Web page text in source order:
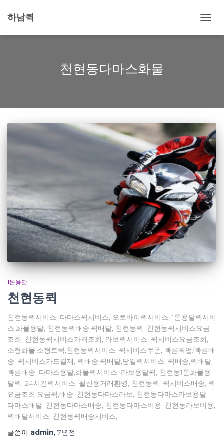
하남퀵
비
천현동다마스화물
1톤용달
천현동퀵
천현동퀵서비스, 다마스퀵서비스, 오토바이퀵서비스, 1톤용달퀵서비
스,화물용달, 천현동퀵배송,퀵배달, 천현동퀵, 천현동퀵서비스요금
조회, 천현동퀵서비스가격조회, 라보퀵서비스, 퀵서비스요금조회,
소형화물,소형트럭,천현동퀵서비스, 퀵서비스쿠폰, 빠른픽업/빠른배
송, 퀵서비스카드결제, 퀵배송,퀵배달,당일퀵서비스, 퀵배송,퀵배달,
빠른배송, 다마스용달,화물퀵서비스, 라보용달퀵, 천현동1톤화물용
달퀵, 24시간퀵서비스, 월신용거래환영, 천현동퀵, 퀵서비스배송, 퀵
요금조회,요금퀵,배송, 천현동다마스라보, 천현동다마스라보용달,
다마스배달, 천현동다마스배송, 천현동다마스비용, 천현동라보비용,
퀵배달서비스, 천현동퀵배송서비스,
글쓴이 admin, 7년전